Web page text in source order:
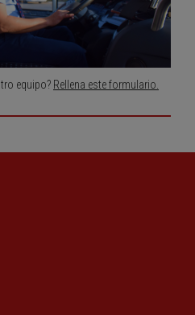
equipo? Rellena este formulario.